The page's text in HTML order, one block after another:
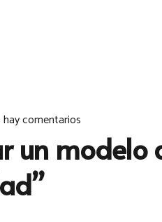
comentarios
un